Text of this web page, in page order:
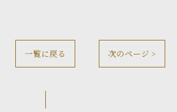
一覧に戻る 次のページ >